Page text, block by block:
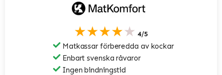
★★★★★ 4/5
Matkassar förberedda av kockar
Enbart svenska råvaror
Ingen bindningstid